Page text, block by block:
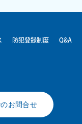
防犯登録制度 Q&A